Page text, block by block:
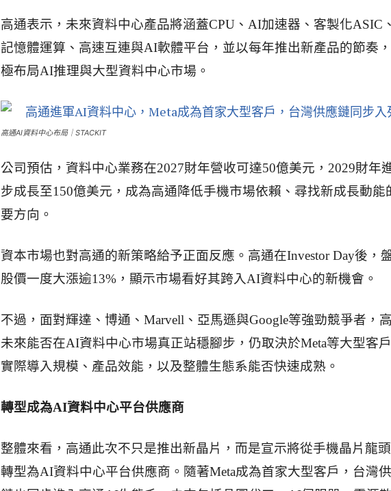
高通表示，未來資料中心產品將涵蓋CPU、AI加速器、客製化ASIC
記憶體運算、高速互連與AI軟體平台，並以每年推出新產品的節奏
極布局AI推理與大型資料中心市場。
高通AI資料中心布局｜STACKIT
公司預估，資料中心業務在2027財年營收可達50億美元，2029財年
步成長至150億美元，成為高通降低手機市場依賴、尋找新成長動能
要方向。
資本市場也對高通的新策略給予正面反應。高通在Investor Day後，
股價一度大漲逾13%，顯示市場看好其跨入AI資料中心的新機會。
不過，面對輝達、博通、Marvell、亞馬遜與Google等強勁競爭者，
未來能否在AI資料中心市場真正站穩腳步，仍取決於Meta等大型客
實際導入規模、產品效能，以及整體生態系能否快速成熟。
轉型成為AI資料中心平台供應商
整體來看，高通此次不只是推出新晶片，而是宣示將從手機晶片龍
轉型為AI資料中心平台供應商。隨著Meta成為首家大型客戶，台灣